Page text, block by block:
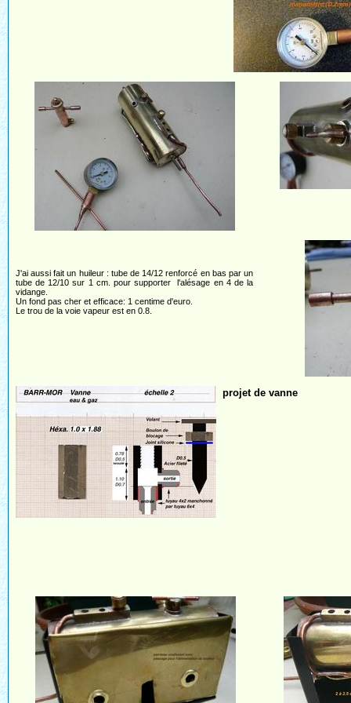
J'ai aussi fait un huileur : tube de 14/12 renforcé en bas par un
tube de 12/10 sur 1 cm. pour supporter l'alésage en 4 de la
vidange.
Un fond pas cher et efficace: 1 centime d'euro.
Le trou de la voie vapeur est en 0.8.
projet de vanne